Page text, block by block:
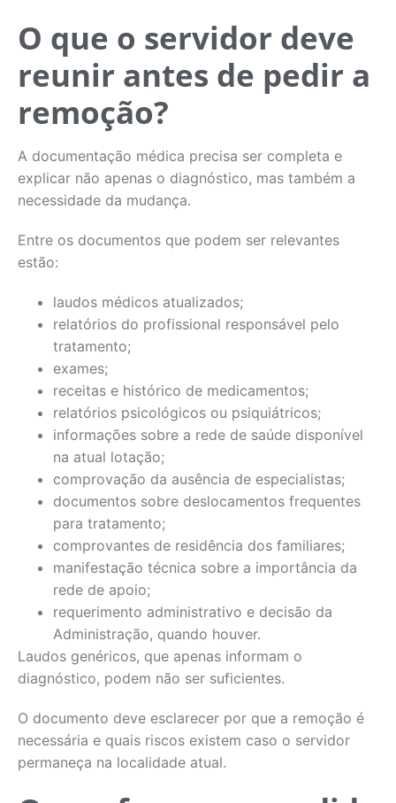
O que o servidor deve
reunir antes de pedir a
remoção?
A documentação médica precisa ser completa e
explicar não apenas o diagnóstico, mas também a
necessidade da mudança.
Entre os documentos que podem ser relevantes
estão:
laudos médicos atualizados;
relatórios do profissional responsável pelo
tratamento;
exames;
receitas e histórico de medicamentos;
relatórios psicológicos ou psiquiátricos;
informações sobre a rede de saúde disponível
na atual lotação;
comprovação da ausência de especialistas;
documentos sobre deslocamentos frequentes
para tratamento;
comprovantes de residência dos familiares;
manifestação técnica sobre a importância da
rede de apoio;
requerimento administrativo e decisão da
Administração, quando houver.
Laudos genéricos, que apenas informam o
diagnóstico, podem não ser suficientes.
O documento deve esclarecer por que a remoção é
necessária e quais riscos existem caso o servidor
permaneça na localidade atual.